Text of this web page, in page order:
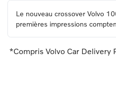
Le nouveau crossover Volvo
premières impressions
*Compris Volvo Car Delivery